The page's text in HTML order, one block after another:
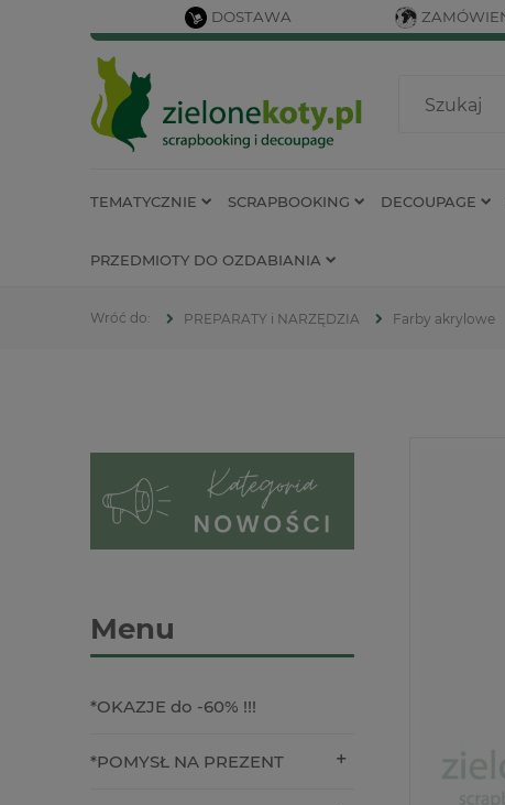
DOSTAWA
TEMATYCZNIE SCRAPBOOKING DECOUPAGE
PRZEDMIOTY DO OZDABIANIA
PREPARATY i NARZĘDZIA Farby akrylowe
Menu
*OKAZJE do -60% !!!
*POMYSŁ NA PREZENT